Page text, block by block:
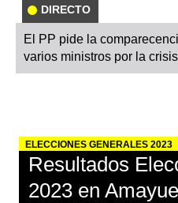
DIRECTO
El PP pide la
varios ministros por la
ELECCIONES GENERALES 2023
Resultados
2023 en